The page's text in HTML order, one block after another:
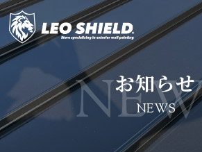
お知らせ
NEWS